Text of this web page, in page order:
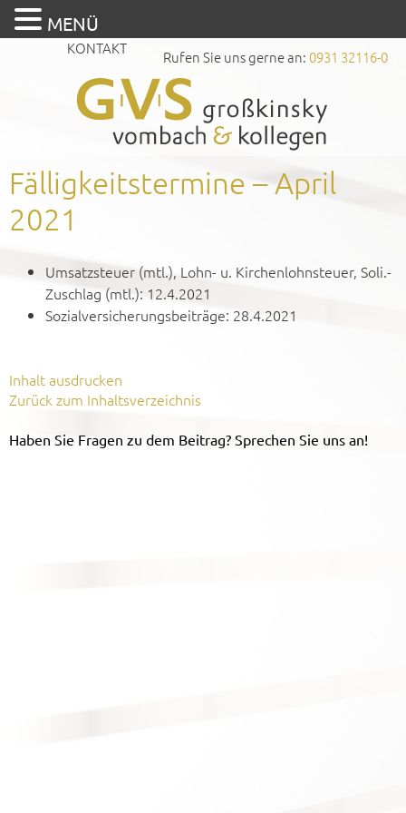
Rufen Sie uns gerne an: 0931 32116-0
KONTAKT
Fälligkeitstermine – April
2021
Umsatzsteuer (mtl.), Lohn- u. Kirchenlohnsteuer, Soli.-
Zuschlag (mtl.): 12.4.2021
Sozialversicherungsbeiträge: 28.4.2021
Inhalt ausdrucken
Zurück zum Inhaltsverzeichnis
Haben Sie Fragen zu dem Beitrag? Sprechen Sie uns an!
MENÜ